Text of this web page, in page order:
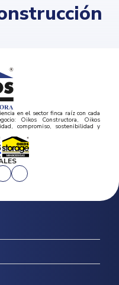
en el sector finca raíz con cada
Oikos Constructora, Oikos
compromiso, sostenibilidad y